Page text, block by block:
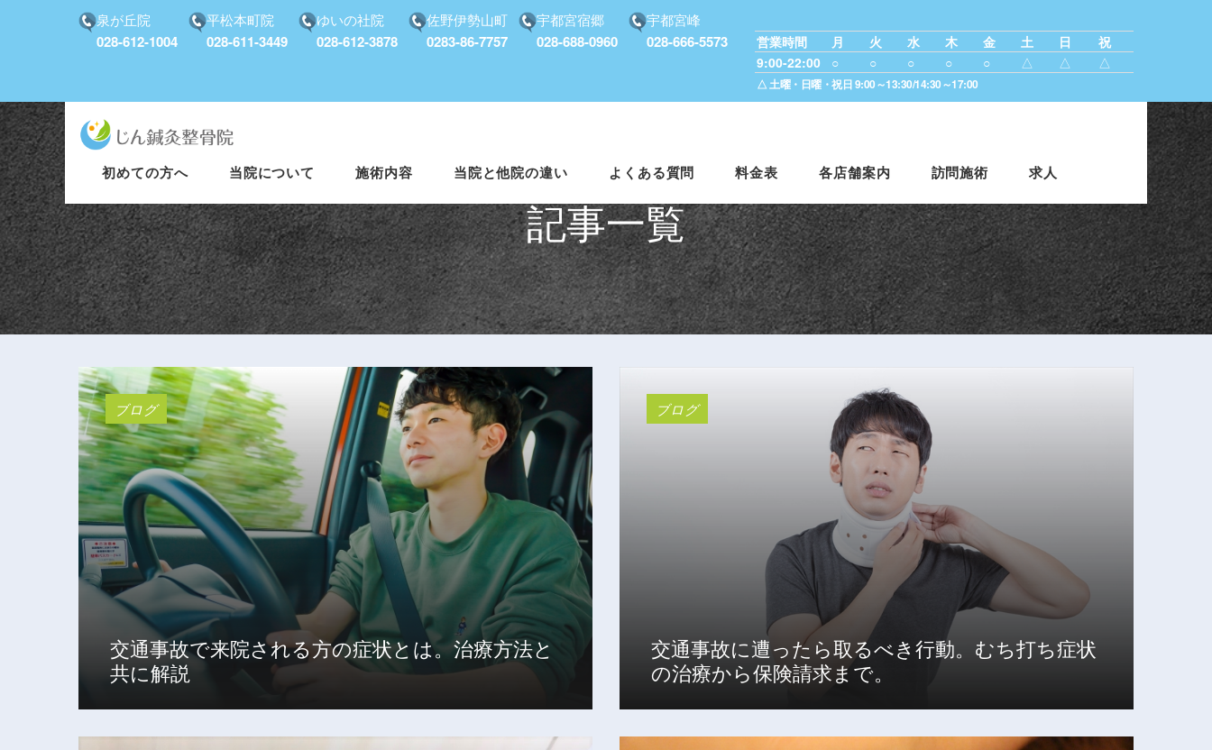
泉が丘院
028-612-1004
平松本町院
028-611-3449
ゆいの社院
028-612-3878
佐野伊勢山町
0283-86-7757
宇都宮宿郷
028-688-0960
宇都宮峰
028-666-5573 営業時間 月 火 水 木 金 土 日
祝
9:00-22:00
○ ○ ○ ○ ○ △ △ △
△ 土曜・日曜・祝日 9:00～13:30/14:30～17:00
初めての方へ 当院について 施術内容 当院と他院の違い よくある質問 料金表 各店舗案内 訪問施術 求人
記事一覧
ブログ
交通事故で来院される方の症状とは。治療方法と
共に解説
ブログ
交通事故に遭ったら取るべき行動。むち打ち症状
の治療から保険請求まで。